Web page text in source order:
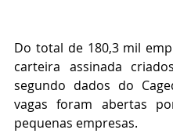
Do total de 180,3 mil
carteira assinada
segundo dados do
vagas foram abertas
pequenas empresas.